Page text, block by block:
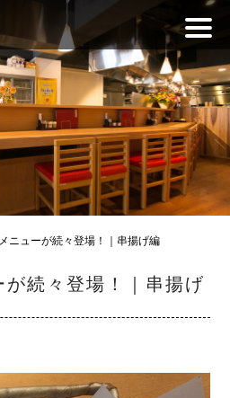
ニューが続々登場！｜串揚げ編
が続々登場！｜串揚げ